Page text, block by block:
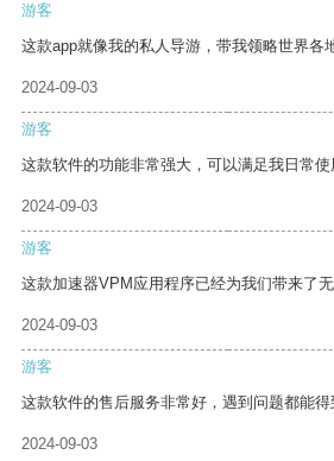
游客
这款app就像我的私人导游，带我领略世界各
2024-09-03
游客
这款软件的功能非常强大，可以满足我日常使
2024-09-03
游客
这款加速器VPM应用程序已经为我们带来了
2024-09-03
游客
这款软件的售后服务非常好，遇到问题都能得
2024-09-03